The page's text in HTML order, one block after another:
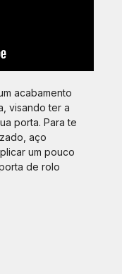
acabamento
visando ter a
porta. Para te
aço
um pouco
de rolo